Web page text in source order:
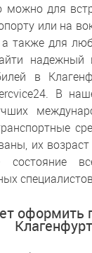
можно для
или на
а также для
надежный
в
В
их
состояние
оформить